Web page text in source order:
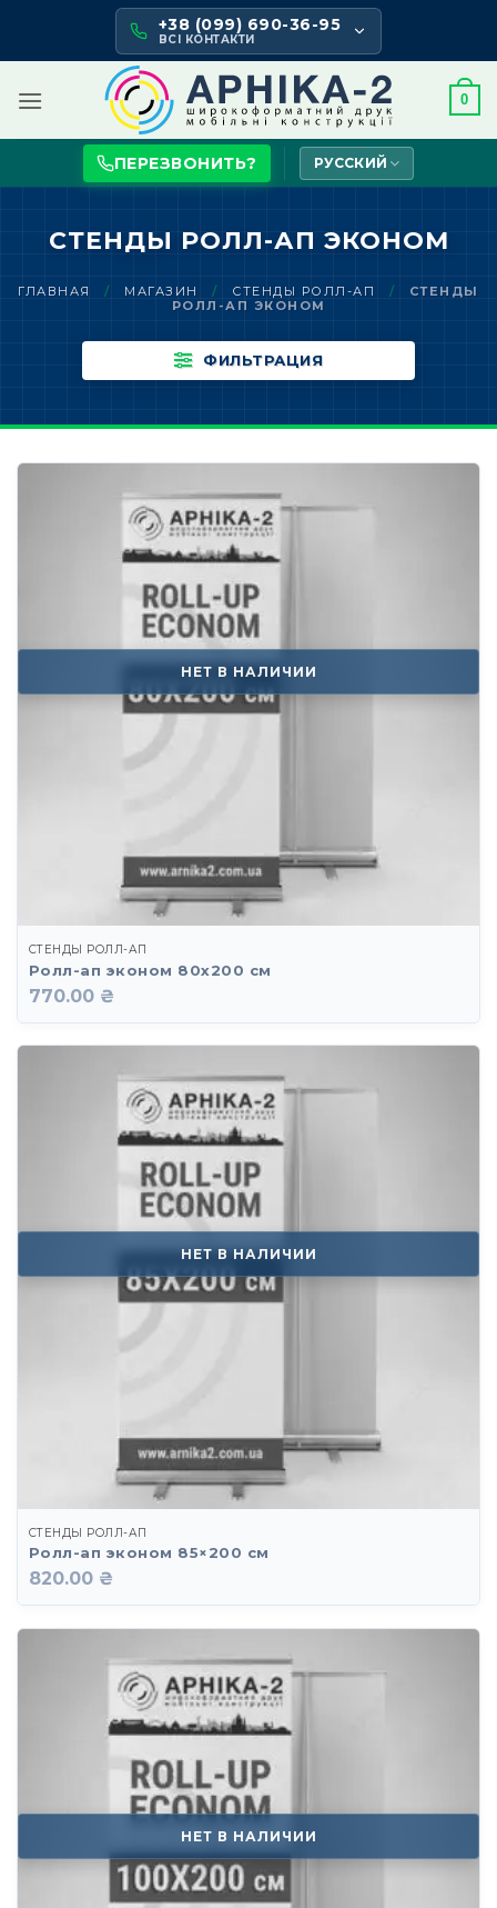
content
+38 (099) 690-36-95
ВСІ КОНТАКТИ
0
ПЕРЕЗВОНИТЬ? РУССКИЙ
СТЕНДЫ РОЛЛ-АП ЭКОНОМ
ГЛАВНАЯ / МАГАЗИН / СТЕНДЫ РОЛЛ-АП /
СТЕНДЫ
РОЛЛ-АП ЭКОНОМ
ФИЛЬТРАЦИЯ
НЕТ В НАЛИЧИИ
СТЕНДЫ РОЛЛ-АП
Ролл-ап эконом 80х200 см
770.00 ₴
НЕТ В НАЛИЧИИ
СТЕНДЫ РОЛЛ-АП
Ролл-ап эконом 85×200 см
820.00 ₴
НЕТ В НАЛИЧИИ